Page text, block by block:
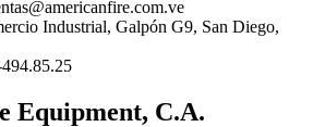
Industrial, Galpón G9, San Diego,
Equipment, C.A.